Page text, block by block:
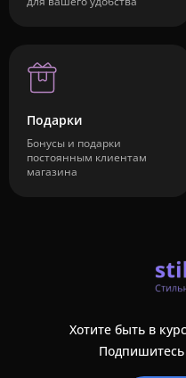
Подарки
Бонусы и подарки
постоянным клиентам
магазина
Хотите быть в